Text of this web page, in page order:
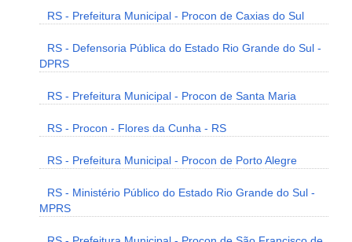
RS - Prefeitura Municipal - Procon de Caxias do Sul
RS - Defensoria Pública do Estado Rio Grande do Sul -
DPRS
RS - Prefeitura Municipal - Procon de Santa Maria
RS - Procon - Flores da Cunha - RS
RS - Prefeitura Municipal - Procon de Porto Alegre
RS - Ministério Público do Estado Rio Grande do Sul -
MPRS